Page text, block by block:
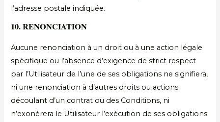
l’adresse postale indiquée.
10. RENONCIATION
Aucune renonciation à un droit ou à une action légale
spécifique ou l’absence d’exigence de strict respect
par l’Utilisateur de l’une de ses obligations ne signifiera,
ni une renonciation à d’autres droits ou actions
découlant d’un contrat ou des Conditions, ni
n’exonérera le Utilisateur l’exécution de ses obligations.